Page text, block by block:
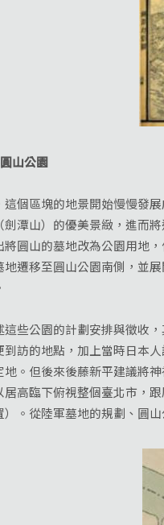
山公園
區塊的地景開始慢慢發展
劍潭山）的優美景緻，進而
將圓山的墓地改為公園用地
地遷移至圓山公園南側，並
公園的計劃安排與徵收，
到訪的地點，加上當時日本
地。但後來後藤新平建議將
居高臨下俯視整個臺北市，
）。從陸軍墓地的規劃、圓